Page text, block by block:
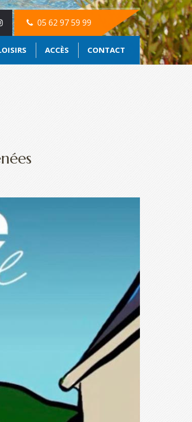
05 62 97 59 99
ACCÈS CONTACT